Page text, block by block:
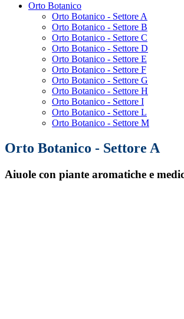
Orto Botanico
Orto Botanico - Settore A
Orto Botanico - Settore B
Orto Botanico - Settore C
Orto Botanico - Settore D
Orto Botanico - Settore E
Orto Botanico - Settore F
Orto Botanico - Settore G
Orto Botanico - Settore H
Orto Botanico - Settore I
Orto Botanico - Settore L
Orto Botanico - Settore M
Orto Botanico - Settore A
Aiuole con piante aromatiche e